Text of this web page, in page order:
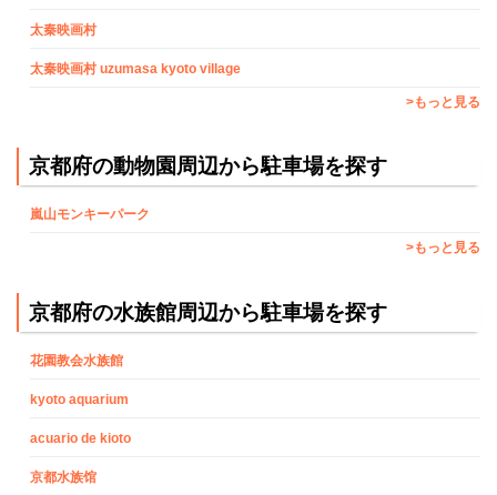
太秦映画村
太秦映画村 uzumasa kyoto village
>もっと見る
京都府の動物園周辺から駐車場を探す
嵐山モンキーパーク
>もっと見る
京都府の水族館周辺から駐車場を探す
花園教会水族館
kyoto aquarium
acuario de kioto
京都水族馆